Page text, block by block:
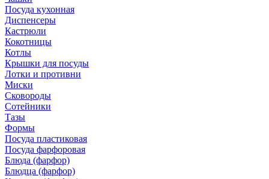
Посуда кухонная
Диспенсеры
Кастрюли
Кокотницы
Котлы
Крышки для посуды
Лотки и противни
Миски
Сковороды
Сотейники
Тазы
Формы
Посуда пластиковая
Посуда фарфоровая
Блюда (фарфор)
Блюдца (фарфор)